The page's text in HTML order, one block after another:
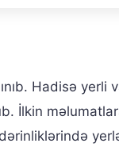
Hadisə yerli
İlkin